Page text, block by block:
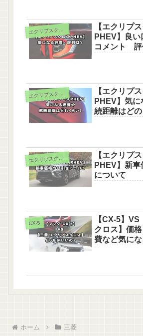
エ
クリプスクロス
【エクリプ
PHEV】良い
コメント 評
エ
クリプスクロス
【エクリプ
PHEV】気
続距離はど
エ
クリプスクロス
【エクリプ
PHEV】新車
について
CX-5
【CX-5】
クロス】価
費など気に
ホーム 三菱